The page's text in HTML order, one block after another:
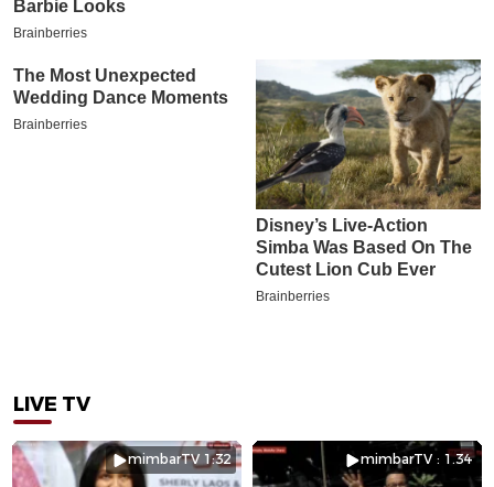
LIVE TV
mimbarTV 1:32 mimbarTV : 1.34